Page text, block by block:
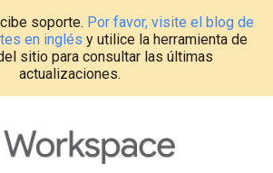
soporte. Por favor, visite el blog de
en inglés y utilice la herramienta de
sitio para consultar las últimas
actualizaciones.